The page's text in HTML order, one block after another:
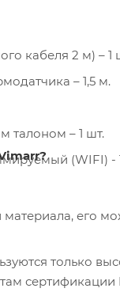
кабеля 2 м) – 1
– 1,5 м.
талоном – 1 шт.
(WIFI) -
материала, его
только
сертификации